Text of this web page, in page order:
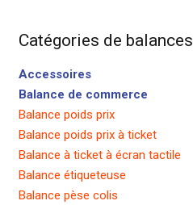
Catégories de balances
Accessoires
Balance de commerce
Balance poids prix
Balance poids prix à ticket
Balance à ticket à écran tactile
Balance étiqueteuse
Balance pèse colis